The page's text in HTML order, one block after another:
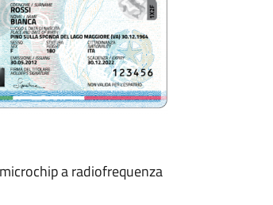
a radiofrequenza